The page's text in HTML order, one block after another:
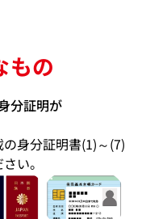
もの
分証明が
身分証明書(1)～(7)
い。